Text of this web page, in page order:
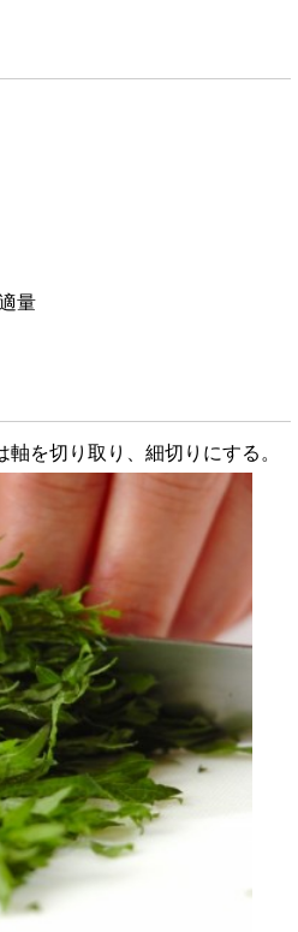
量
を切り取り、細切りにする。